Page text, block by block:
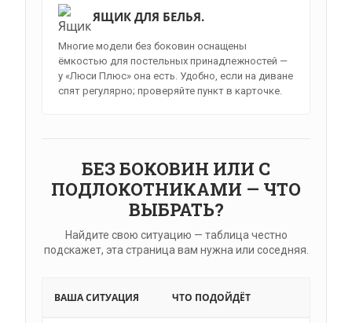
Я ознакомлен сПолитикойв отношении
ЯЩИК ДЛЯ БЕЛЬЯ.
Многие модели без боковин оснащены
ёмкостью для постельных принадлежностей —
у «Люси Плюс» она есть. Удобно, если на диване
спят регулярно; проверяйте пункт в карточке.
БЕЗ БОКОВИН ИЛИ С
ПОДЛОКОТНИКАМИ — ЧТО
ВЫБРАТЬ?
Найдите свою ситуацию — таблица честно
подскажет, эта страница вам нужна или соседняя.
ВАША СИТУАЦИЯ ЧТО ПОДОЙДЁТ